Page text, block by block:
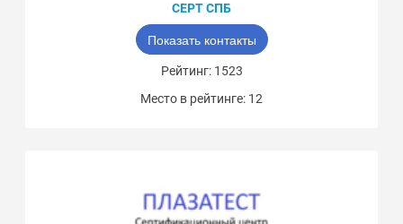
СЕРТ СПБ
Показать контакты
Рейтинг: 1523
Место в рейтинге: 12